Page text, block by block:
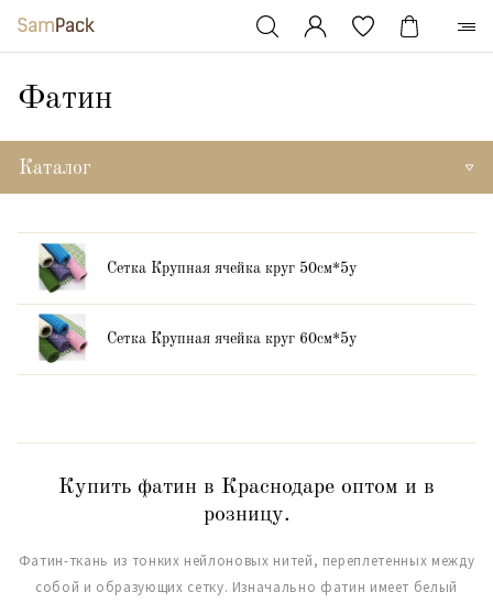
Фатин
Каталог
Сетка Крупная ячейка круг 50см*5y
Сетка Крупная ячейка круг 60см*5y
Купить фатин в Краснодаре оптом и в
розницу.
Фатин-ткань из тонких нейлоновых нитей, переплетенных между
собой и образующих сетку. Изначально фатин имеет белый